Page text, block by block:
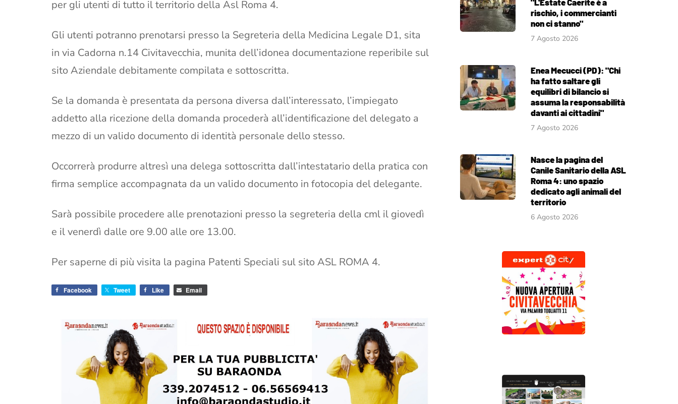
per gli utenti di tutto il territorio della Asl Roma 4.
Gli utenti potranno prenotarsi presso la Segreteria della Medicina Legale D1, sita
in via Cadorna n.14 Civitavecchia, munita dell’idonea documentazione reperibile sul
sito Aziendale debitamente compilata e sottoscritta.
Se la domanda è presentata da persona diversa dall’interessato, l’impiegato
addetto alla ricezione della domanda procederà all’identificazione del delegato a
mezzo di un valido documento di identità personale dello stesso.
Occorrerà produrre altresì una delega sottoscritta dall’intestatario della pratica con
firma semplice accompagnata da un valido documento in fotocopia del delegante.
Sarà possibile procedere alle prenotazioni presso la segreteria della cml il giovedì
e il venerdì dalle ore 9.00 alle ore 13.00.
Per saperne di più visita la pagina Patenti Speciali sul sito ASL ROMA 4.
Facebook Tweet Like Email
"L'Estate Caerite è a
rischio, i commercianti
non ci stanno"
7 Agosto 2026
Enea Mecucci (PD): "Chi
ha fatto saltare gli
equilibri di bilancio si
assuma la responsabilità
davanti ai cittadini"
7 Agosto 2026
Nasce la pagina del
Canile Sanitario della ASL
Roma 4: uno spazio
dedicato agli animali del
territorio
6 Agosto 2026